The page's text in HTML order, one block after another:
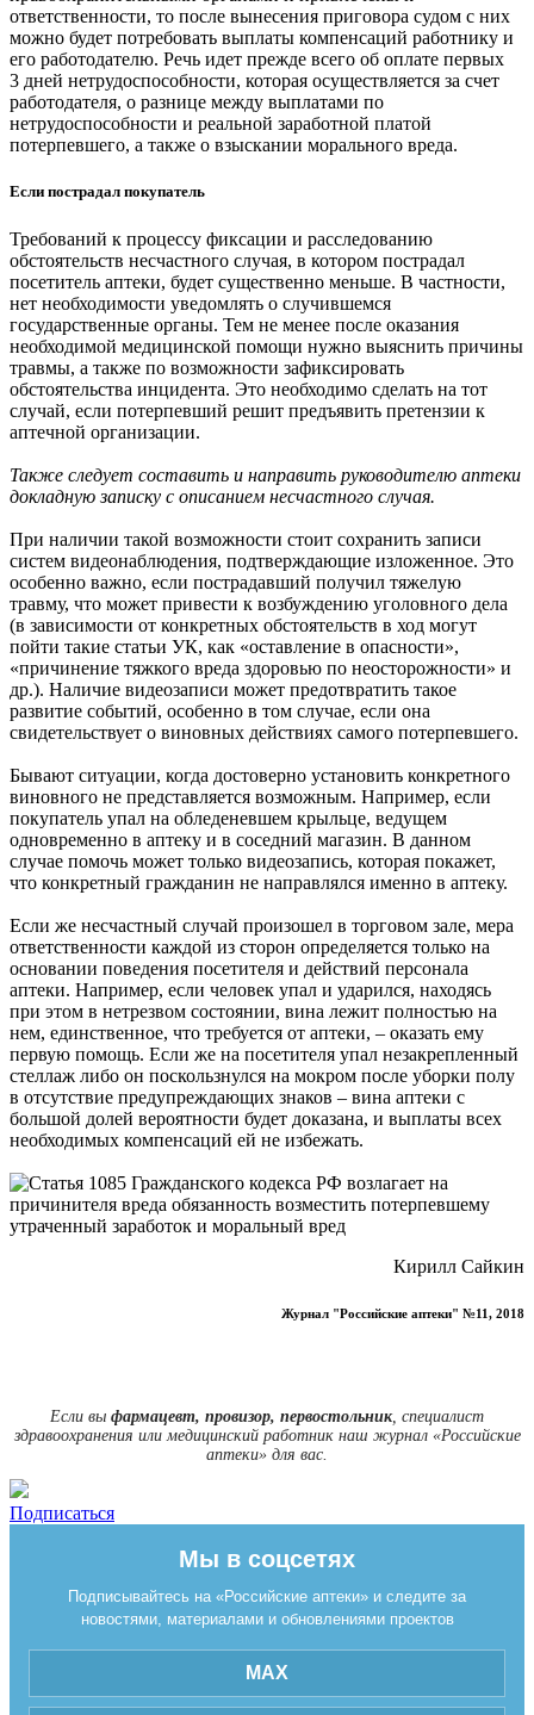
ответственности, то после вынесения приговора судом с них
можно будет потребовать выплаты компенсаций работнику и
его работодателю. Речь идет прежде всего об оплате первых
3 дней нетрудоспособности, которая осуществляется за счет
работодателя, о разнице между выплатами по
нетрудоспособности и реальной заработной платой
потерпевшего, а также о взыскании морального вреда.
Если пострадал покупатель
Требований к процессу фиксации и расследованию
обстоятельств несчастного случая, в котором пострадал
посетитель аптеки, будет существенно меньше. В частности,
нет необходимости уведомлять о случившемся
государственные органы. Тем не менее после оказания
необходимой медицинской помощи нужно выяснить причины
травмы, а также по возможности зафиксировать
обстоятельства инцидента. Это необходимо сделать на тот
случай, если потерпевший решит предъявить претензии к
аптечной организации.
Также следует составить и направить руководителю аптеки
докладную записку с описанием несчастного случая.
При наличии такой возможности стоит сохранить записи
систем видеонаблюдения, подтверждающие изложенное. Это
особенно важно, если пострадавший получил тяжелую
травму, что может привести к возбуждению уголовного дела
(в зависимости от конкретных обстоятельств в ход могут
пойти такие статьи УК, как «оставление в опасности»,
«причинение тяжкого вреда здоровью по неосторожности» и
др.). Наличие видеозаписи может предотвратить такое
развитие событий, особенно в том случае, если она
свидетельствует о виновных действиях самого потерпевшего.
Бывают ситуации, когда достоверно установить конкретного
виновного не представляется возможным. Например, если
покупатель упал на обледеневшем крыльце, ведущем
одновременно в аптеку и в соседний магазин. В данном
случае помочь может только видеозапись, которая покажет,
что конкретный гражданин не направлялся именно в аптеку.
Если же несчастный случай произошел в торговом зале, мера
ответственности каждой из сторон определяется только на
основании поведения посетителя и действий персонала
аптеки. Например, если человек упал и ударился, находясь
при этом в нетрезвом состоянии, вина лежит полностью на
нем, единственное, что требуется от аптеки, – оказать ему
первую помощь. Если же на посетителя упал незакрепленный
стеллаж либо он поскользнулся на мокром после уборки полу
в отсутствие предупреждающих знаков – вина аптеки с
большой долей вероятности будет доказана, и выплаты всех
необходимых компенсаций ей не избежать.
Кирилл Сайкин
Журнал "Российские аптеки" №11, 2018
Если вы фармацевт, провизор, первостольник, специалист
здравоохранения или медицинский работник наш журнал «Российские
аптеки» для вас.
Подписаться
Мы в соцсетях
Подписывайтесь на «Российские аптеки» и следите за
новостями, материалами и обновлениями проектов
MAX